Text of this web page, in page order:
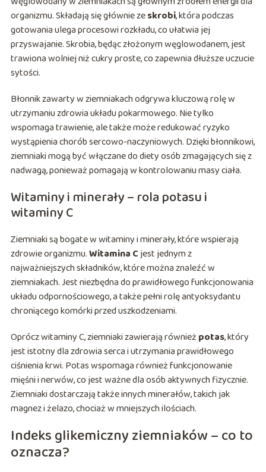
organizmu. Składają się głównie zeskrobi, która podczas
gotowania ulega procesowi rozkładu, co ułatwia jej
przyswajanie. Skrobia, będąc złożonym węglowodanem, jest
trawiona wolniej niż cukry proste, co zapewnia dłuższe uczucie
sytości.
Błonnik zawarty w ziemniakach odgrywa kluczową rolę w
utrzymaniu zdrowia układu pokarmowego. Nie tylko
wspomaga trawienie, ale także może redukować ryzyko
wystąpienia chorób sercowo-naczyniowych. Dzięki błonnikowi,
ziemniaki mogą być włączane do diety osób zmagających się z
nadwagą, ponieważ pomagają w kontrolowaniu masy ciała.
Witaminy i minerały – rola potasu i
witaminy C
Ziemniaki są bogate w witaminy i minerały, które wspierają
zdrowie organizmu.Witamina Cjest jednym z
najważniejszych składników, które można znaleźć w
ziemniakach. Jest niezbędna do prawidłowego funkcjonowania
układu odpornościowego, a także pełni rolę antyoksydantu
chroniącego komórki przed uszkodzeniami.
Oprócz witaminy C, ziemniaki zawierają również potas, który
jest istotny dla zdrowia serca i utrzymania prawidłowego
ciśnienia krwi. Potas wspomaga również funkcjonowanie
mięśni i nerwów, co jest ważne dla osób aktywnych fizycznie.
Ziemniaki dostarczają także innych minerałów, takich jak
magnez i żelazo, chociaż w mniejszych ilościach.
Indeks glikemiczny ziemniaków – co to
oznacza?